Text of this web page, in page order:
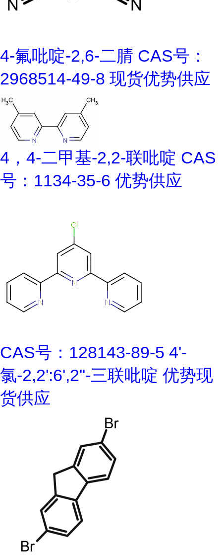
4-氟吡啶-2,6-二腈 CAS号：
2968514-49-8 现货优势供应
4，4-二甲基-2,2-联吡啶 CAS
号：1134-35-6 优势供应
CAS号：128143-89-5 4'-
氯-2,2':6',2''-三联吡啶 优势现
货供应